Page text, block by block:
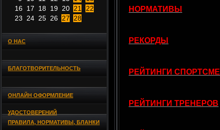
16 17 18 19 20 21
22
23
24 25 26 27 28
О НАС
БЛАГОТВОРИТЕЛЬНОСТЬ
ОНЛАЙН ОФОРМЛЕНИЕ
УДОСТОВЕРЕНИЙ
ПРАВИЛА, НОРМАТИВЫ, БЛАНКИ
НОРМАТИВЫ
РЕКОРДЫ
РЕЙТИНГИ
РЕЙТИНГИ ТРЕНЕРОВ